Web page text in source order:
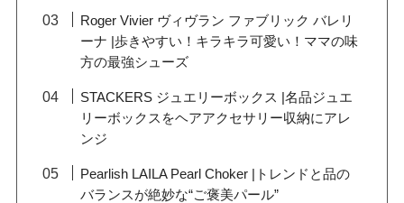
Roger Vivier ヴィヴラン ファブリック バレリ
ーナ |歩きやすい！キラキラ可愛い！ママの味
方の最強シューズ
STACKERS ジュエリーボックス |名品ジュエ
リーボックスをヘアアクセサリー収納にアレ
ンジ
Pearlish LAILA Pearl Choker |トレンドと品の
バランスが絶妙な“ご褒美パール”